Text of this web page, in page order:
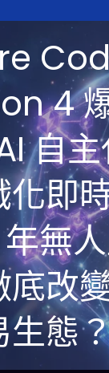
4
自主
化即
無
底改
生態